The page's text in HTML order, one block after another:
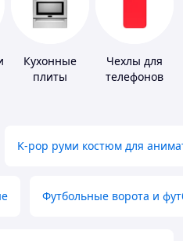
Кухонные
плиты
Чехлы для
телефонов
K-pop руми костюм для
Футбольные ворота и